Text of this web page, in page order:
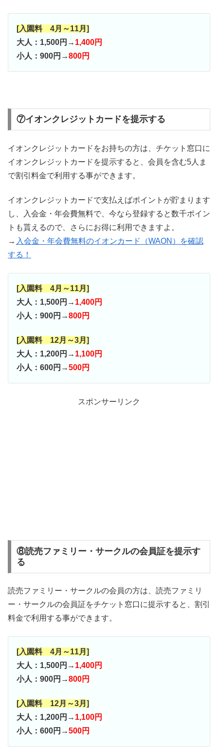
[入園料 4月～11月]
大人：1,500円→ 1,400円
小人：900円→800円
⑦イオンクレジットカードを提示する
イオンクレジットカードをお持ちの方は、チケット窓口に
イオンクレジットカードを提示すると、会員を含む5人ま
で割引料金で利用する事ができます。
イオンクレジットカードで支払えばポイントが貯まります
し、入会金・年会費無料で、今なら登録すると数千ポイン
トも貰えるので、さらにお得に利用できますよ。
→ 入会金・年会費無料のイオンカード（WAON）を確認
する！
[入園料 4月～11月]
大人：1,500円→ 1,400円
小人：900円→800円
[入園料 12月～3月]
大人：1,200円→ 1,100円
小人：600円→500円
スポンサーリンク
⑧読売ファミリー・サークルの会員証を提示す
る
読売ファミリー・サークルの会員の方は、読売ファミリ
ー・サークルの会員証をチケット窓口に提示すると、割引
料金で利用する事ができます。
[入園料 4月～11月]
大人：1,500円→ 1,400円
小人：900円→800円
[入園料 12月～3月]
大人：1,200円→ 1,100円
小人：600円→500円